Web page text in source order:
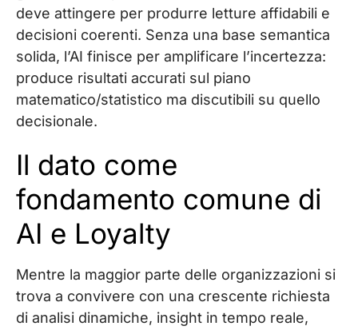
deve attingere per produrre letture affidabili e
decisioni coerenti. Senza una base semantica
solida, l’AI finisce per amplificare l’incertezza:
produce risultati accurati sul piano
matematico/statistico ma discutibili su quello
decisionale.
Il dato come
fondamento comune di
AI e Loyalty
Mentre la maggior parte delle organizzazioni si
trova a convivere con una crescente richiesta
di analisi dinamiche, insight in tempo reale,